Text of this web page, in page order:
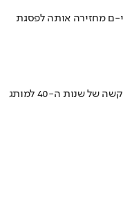
ם מחזירה אותה לפסגת
איך אסם הפכה את תקופת הצנע והמחסור הקשה של שנות ה-40 למותג